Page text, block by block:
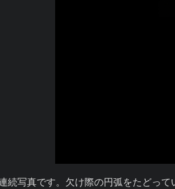
続写真です。欠け際の円弧をたどって